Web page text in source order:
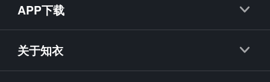
知款
知小布
APP下载
关于知衣